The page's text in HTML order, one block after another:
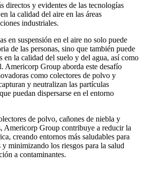
directos y evidentes de las tecnologías
la calidad del aire en las áreas
industriales.
en suspensión en el aire no solo puede
de las personas, sino que también puede
en la calidad del suelo y del agua, así como
Americorp Group aborda este desafío
como colectores de polvo y
y neutralizan las partículas
puedan dispersarse en el entorno
de polvo, cañones de niebla y
Americorp Group contribuye a reducir la
creando entornos más saludables para
y minimizando los riesgos para la salud
a contaminantes.